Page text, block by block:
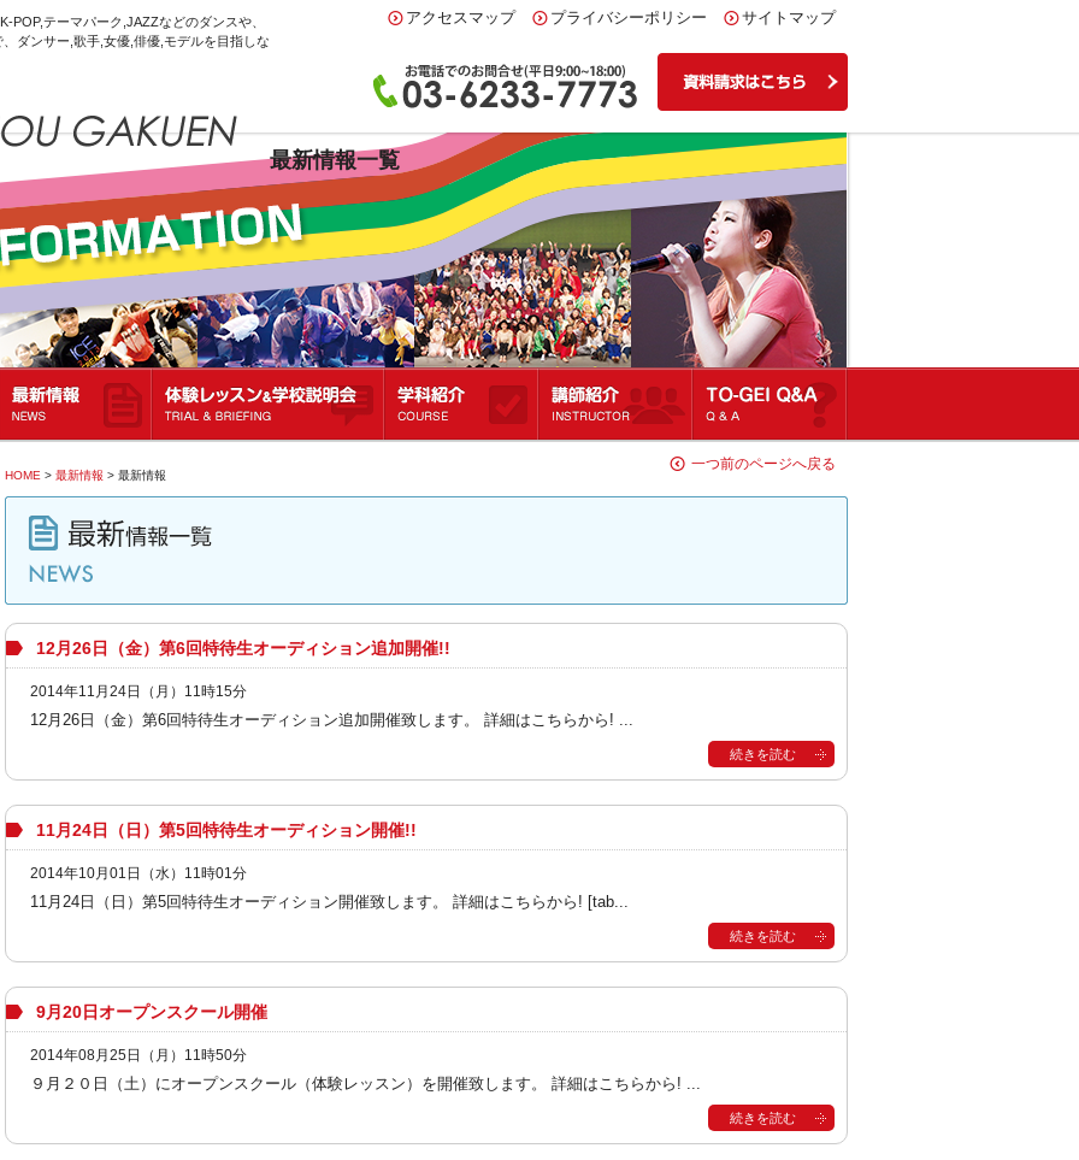
POP,テーマパーク,JAZZなどのダンスや、
ダンサー,歌手,女優,俳優,モデルを目指しな
アクセスマップ プライバシーポリシー サイトマップ
最新情報一覧
一つ前のページへ戻る
HOME > 最新情報 > 最新情報
最新情報一覧
12月26日（金）第6回特待生オーディション追加開催!!
2014年11月24日（月）11時15分
12月26日（金）第6回特待生オーディション追加開催致します。 詳細はこちらから! ...
続きを読む
11月24日（日）第5回特待生オーディション開催!!
2014年10月01日（水）11時01分
11月24日（日）第5回特待生オーディション開催致します。 詳細はこちらから! [tab...
続きを読む
9月20日オープンスクール開催
2014年08月25日（月）11時50分
９月２０日（土）にオープンスクール（体験レッスン）を開催致します。 詳細はこちらから! ...
続きを読む